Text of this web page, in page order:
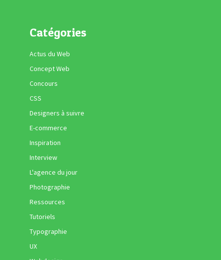
Catégories
Actus du Web
Concept Web
Concours
CSS
Designers à suivre
E-commerce
Inspiration
Interview
L'agence du jour
Photographie
Ressources
Tutoriels
Typographie
UX